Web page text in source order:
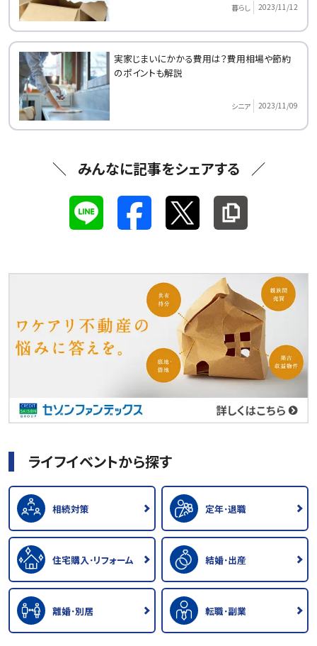
暮らし 2023/11/12
実家じまいにかかる費用は？費用相場や節約
のポイントも解説
シニア 2023/11/09
みんなに記事をシェアする
ライフイベントから探す
相続対策 定年･退職
住宅購入･リフォーム 結婚･出産
離婚･別居 転職･副業